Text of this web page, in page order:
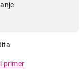
primer